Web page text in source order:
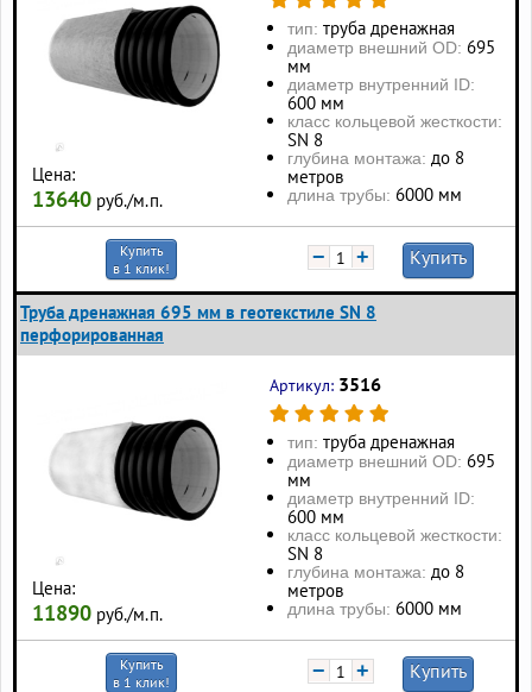
Цена:
13640 руб./м.п.
тип: труба дренажная
диаметр внешний OD: 695
мм
диаметр внутренний ID:
600 мм
класс кольцевой жесткости:
SN 8
глубина монтажа: до 8
метров
длина трубы: 6000 мм
Купить
в 1 клик!
− + Купить
Труба дренажная 695 мм в геотекстиле SN 8
перфорированная
Цена:
11890 руб./м.п.
Артикул: 3516
тип: труба дренажная
диаметр внешний OD: 695
мм
диаметр внутренний ID:
600 мм
класс кольцевой жесткости:
SN 8
глубина монтажа: до 8
метров
длина трубы: 6000 мм
Купить
в 1 клик!
− + Купить